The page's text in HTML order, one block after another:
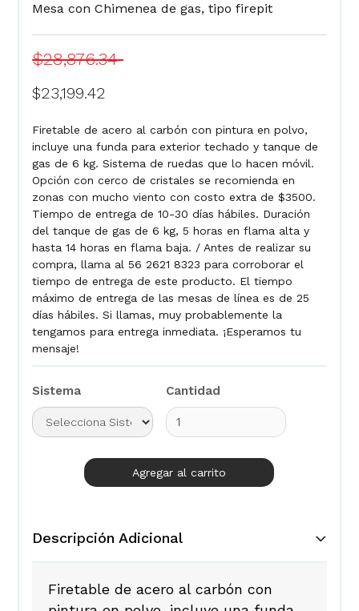
Mesa con Chimenea de gas, tipo firepit
$28,876.34
$23,199.42
Firetable de acero al carbón con pintura en polvo,
incluye una funda para exterior techado y tanque de
gas de 6 kg. Sistema de ruedas que lo hacen móvil.
Opción con cerco de cristales se recomienda en
zonas con mucho viento con costo extra de $3500.
Tiempo de entrega de 10-30 días hábiles. Duración
del tanque de gas de 6 kg, 5 horas en flama alta y
hasta 14 horas en flama baja. / Antes de realizar su
compra, llama al 56 2621 8323 para corroborar el
tiempo de entrega de este producto. El tiempo
máximo de entrega de las mesas de línea es de 25
días hábiles. Si llamas, muy probablemente la
tengamos para entrega inmediata. ¡Esperamos tu
mensaje!
Sistema Cantidad
Descripción Adicional
Firetable de acero al carbón con